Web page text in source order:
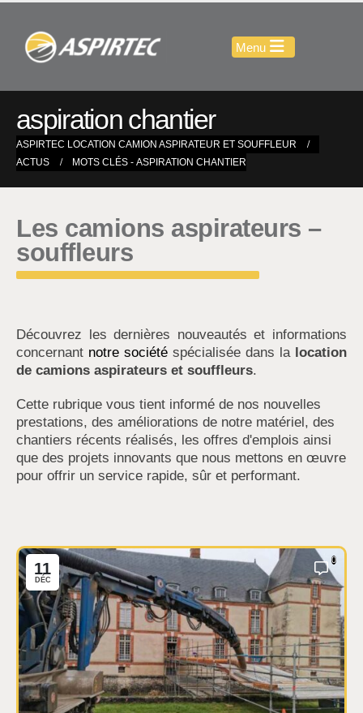
aspiration chantier
ASPIRTEC LOCATION CAMION ASPIRATEUR ET SOUFFLEUR
ACTUS
MOTS CLÉS - ASPIRATION CHANTIER
Les camions aspirateurs –
souffleurs
Découvrez les dernières nouveautés et informations
concernant notre société spécialisée dans la location
de camions aspirateurs et souffleurs.
Cette rubrique vous tient informé de nos nouvelles
prestations, des améliorations de notre matériel, des
chantiers récents réalisés, les offres d'emplois ainsi
que des projets innovants que nous mettons en œuvre
pour offrir un service rapide, sûr et performant.
11
DÉC
0